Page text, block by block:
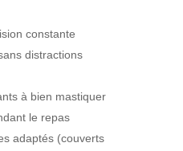
constante
distractions
à bien mastiquer
le repas
adaptés (couverts